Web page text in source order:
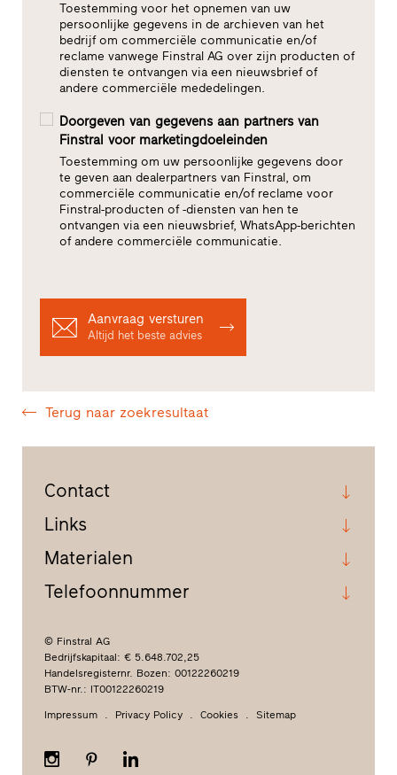
Toestemming voor het opnemen van uw
persoonlijke gegevens in de archieven van het
bedrijf om commerciële communicatie en/of
reclame vanwege Finstral AG over zijn producten of
diensten te ontvangen via een nieuwsbrief of
andere commerciële mededelingen.
Doorgeven van gegevens aan partners van
Finstral voor marketingdoeleinden
Toestemming om uw persoonlijke gegevens door
te geven aan dealerpartners van Finstral, om
commerciële communicatie en/of reclame voor
Finstral-producten of -diensten van hen te
ontvangen via een nieuwsbrief, WhatsApp-berichten
of andere commerciële communicatie.
Aanvraag versturen
Altijd het beste advies
Terug naar zoekresultaat
Contact
Links
Materialen
Telefoonnummer
© Finstral AG
Bedrijfskapitaal: € 5.648.702,25
Handelsregisternr. Bozen: 00122260219
BTW-nr.: IT00122260219
Impressum Privacy Policy Cookies Sitemap